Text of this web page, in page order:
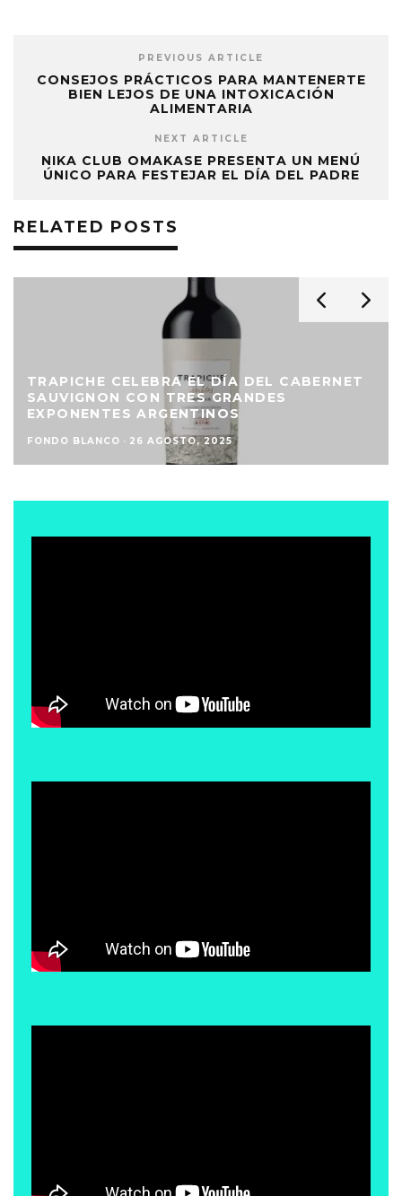
PREVIOUS ARTICLE
CONSEJOS PRÁCTICOS PARA MANTENERTE
BIEN LEJOS DE UNA INTOXICACIÓN
ALIMENTARIA
NEXT ARTICLE
NIKA CLUB OMAKASE PRESENTA UN MENÚ
ÚNICO PARA FESTEJAR EL DÍA DEL PADRE
RELATED POSTS
TRAPICHE CELEBRA EL DÍA DEL CABERNET
SAUVIGNON CON TRES GRANDES
EXPONENTES ARGENTINOS
FONDO BLANCO · 26 AGOSTO, 2025